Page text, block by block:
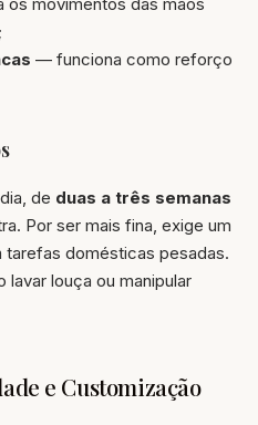
— funciona como reforço
de duas a três semanas
Por ser mais fina, exige um
domésticas pesadas.
lavar louça ou manipular
e Customização